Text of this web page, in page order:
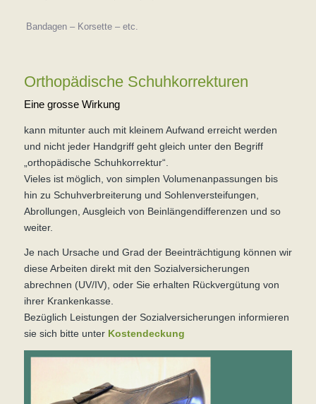
Bandagen – Korsette – etc.
Orthopädische Schuhkorrekturen
Eine grosse Wirkung
kann mitunter auch mit kleinem Aufwand erreicht werden
und nicht jeder Handgriff geht gleich unter den Begriff
„orthopädische Schuhkorrektur“.
Vieles ist möglich, von simplen Volumenanpassungen bis
hin zu Schuhverbreiterung und Sohlenversteifungen,
Abrollungen, Ausgleich von Beinlängendifferenzen und so
weiter.
Je nach Ursache und Grad der Beeinträchtigung können wir
diese Arbeiten direkt mit den Sozialversicherungen
abrechnen (UV/IV), oder Sie erhalten Rückvergütung von
ihrer Krankenkasse.
Bezüglich Leistungen der Sozialversicherungen informieren
sie sich bitte unter Kostendeckung